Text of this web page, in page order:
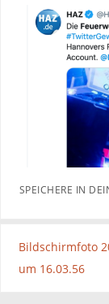
SPEICHERE IN
Bildschirmfoto
um 16.03.56